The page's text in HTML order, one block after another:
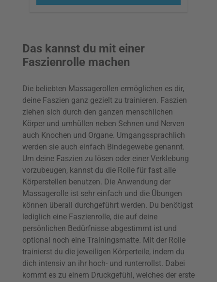
Das kannst du mit einer
Faszienrolle machen
Die beliebten Massagerollen ermöglichen es dir,
deine Faszien ganz gezielt zu trainieren. Faszien
ziehen sich durch den ganzen menschlichen
Körper und umhüllen neben Sehnen und Nerven
auch Knochen und Organe. Umgangssprachlich
werden sie auch einfach Bindegewebe genannt.
Um deine Faszien zu lösen oder einer Verklebung
vorzubeugen, kannst du die Rolle für fast alle
Körperstellen benutzen. Die Anwendung der
Massagerolle ist sehr einfach und die Übungen
können überall durchgeführt werden. Du benötigst
lediglich eine Faszienrolle, die auf deine
persönlichen Bedürfnisse abgestimmt ist und
optional noch eine Trainingsmatte. Mit der Rolle
trainierst du die jeweiligen Körperteile, indem du
dich intensiv an ihr hoch- und runterrollst. Dabei
kommt es zu einem Druckgefühl, welches der erste